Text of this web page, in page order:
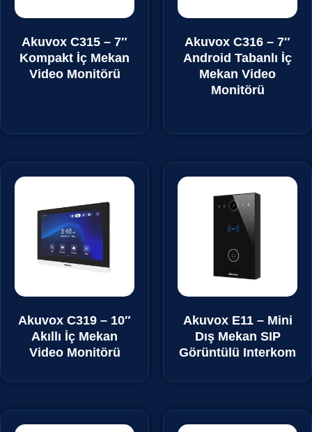
Akuvox C315 – 7″
Kompakt İç Mekan
Video Monitörü
Akuvox C316 – 7″
Android Tabanlı İç
Mekan Video
Monitörü
Akuvox C319 – 10″
Akıllı İç Mekan
Video Monitörü
Akuvox E11 – Mini
Dış Mekan SIP
Görüntülü Interkom